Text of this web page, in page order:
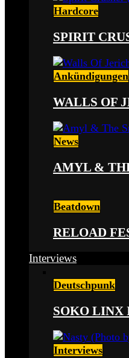
Hardcore
SPIRIT
Ankündigungen
WALLS OF
News
AMYL &
Beatdown
RELOAD
Interviews
Deutschpunk
SOKO LINX
Interviews